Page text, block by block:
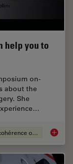
help you to
on-
about the
She
Tomographie par cohérence optique (OCT) How